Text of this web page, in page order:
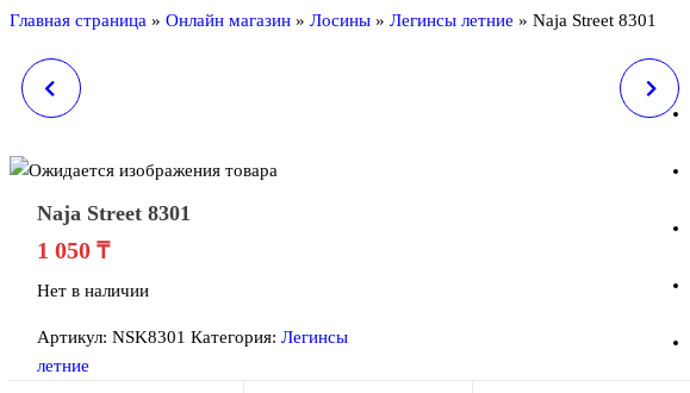
Главная страница » Онлайн магазин » Лосины » Легинсы летние » Naja Street 8301
Naja Street 8301
1 050 ₸
Нет в наличии
Артикул: NSK8301 Категория: Легинсы
летние